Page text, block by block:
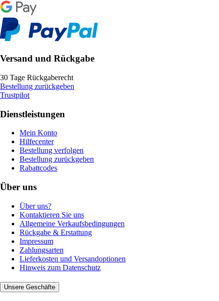
Versand und Rückgabe
30 Tage Rückgaberecht
Bestellung zurückgeben
Trustpilot
Dienstleistungen
Mein Konto
Hilfecenter
Bestellung verfolgen
Bestellung zurückgeben
Rabattcodes
Über uns
Über uns?
Kontaktieren Sie uns
Allgemeine Verkaufsbedingungen
Rückgabe & Erstattung
Impressum
Zahlungsarten
Lieferkosten und Versandoptionen
Hinweis zum Datenschutz
Unsere Geschäfte